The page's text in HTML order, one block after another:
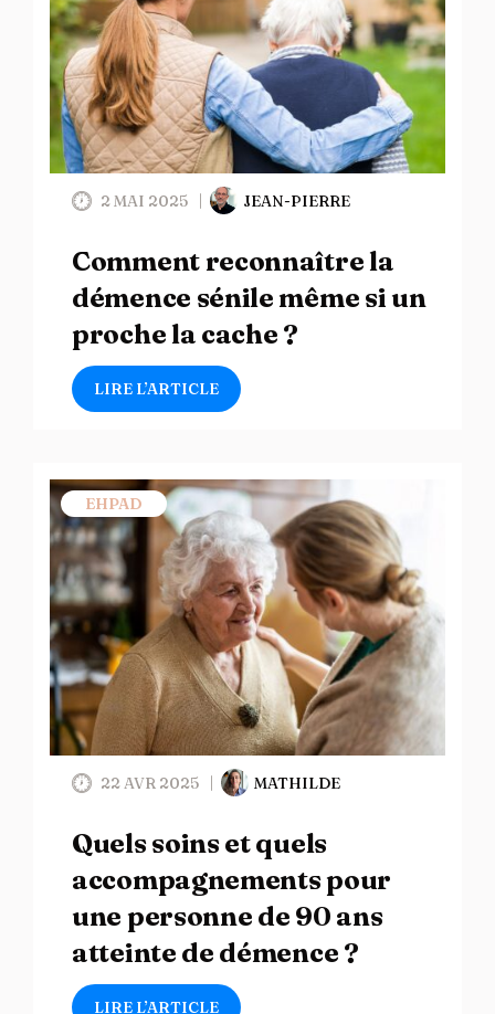
2 MAI 2025 JEAN-PIERRE
Comment reconnaître la
démence sénile même si un
proche la cache ?
LIRE L’ARTICLE
EHPAD
22 AVR 2025 MATHILDE
Quels soins et quels
accompagnements pour
une personne de 90 ans
atteinte de démence ?
LIRE L’ARTICLE